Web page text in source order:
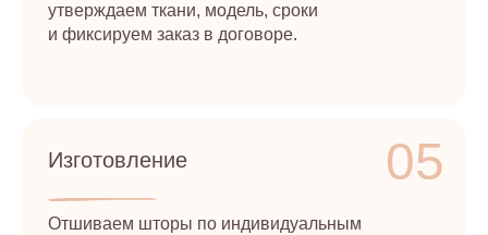
утверждаем ткани, модель, сроки
и фиксируем заказ в договоре.
Изготовление 05
Отшиваем шторы по индивидуальным